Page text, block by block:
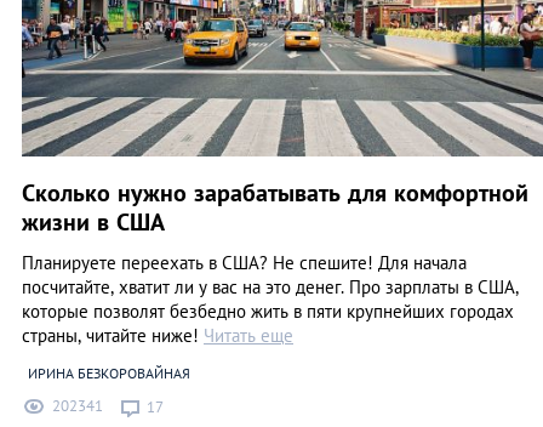
Сколько нужно зарабатывать для комфортной
жизни в США
Планируете переехать в США? Не спешите! Для начала
посчитайте, хватит ли у вас на это денег. Про зарплаты в США,
которые позволят безбедно жить в пяти крупнейших городах
страны, читайте ниже! Читать еще
ИРИНА БЕЗКОРОВАЙНАЯ
202341 17